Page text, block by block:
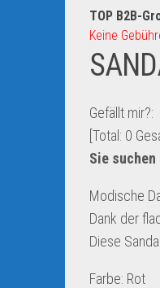
TOP B2B-
Keine
Gefällt mir?:
[Total: 0
Sie suchen
Modische
Dank der
Diese
Farbe: Rot